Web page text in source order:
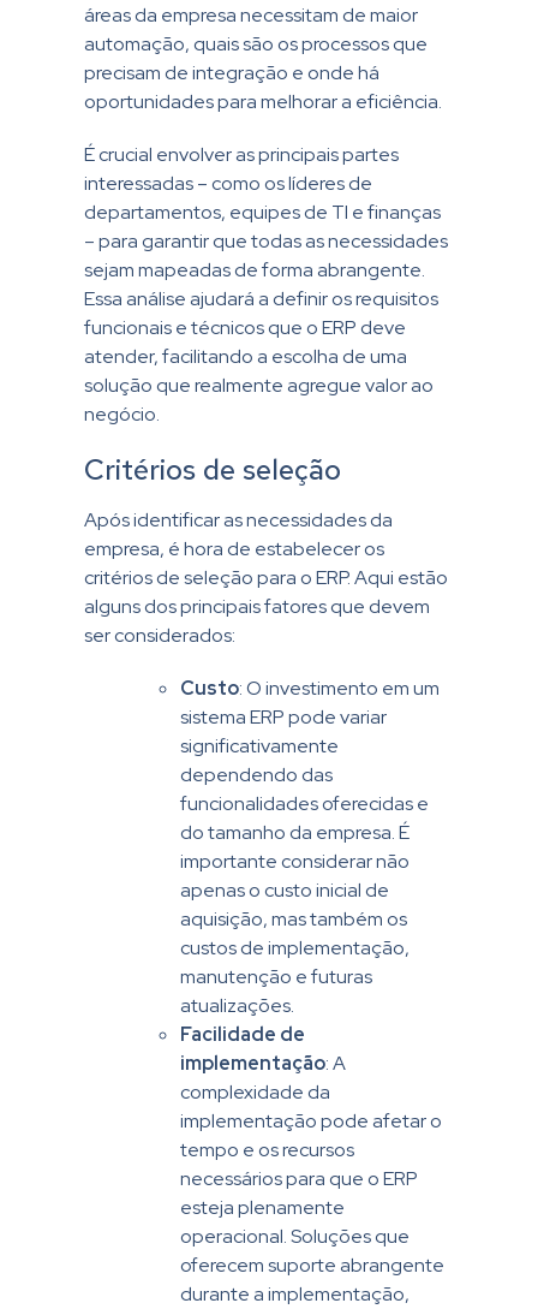
áreas da empresa necessitam de maior
automação, quais são os processos que
precisam de integração e onde há
oportunidades para melhorar a eficiência.
É crucial envolver as principais partes
interessadas – como os líderes de
departamentos, equipes de TI e finanças
– para garantir que todas as necessidades
sejam mapeadas de forma abrangente.
Essa análise ajudará a definir os requisitos
funcionais e técnicos que o ERP deve
atender, facilitando a escolha de uma
solução que realmente agregue valor ao
negócio.
Critérios de seleção
Após identificar as necessidades da
empresa, é hora de estabelecer os
critérios de seleção para o ERP. Aqui estão
alguns dos principais fatores que devem
ser considerados:
Custo: O investimento em um
sistema ERP pode variar
significativamente
dependendo das
funcionalidades oferecidas e
do tamanho da empresa. É
importante considerar não
apenas o custo inicial de
aquisição, mas também os
custos de implementação,
manutenção e futuras
atualizações.
Facilidade de
implementação: A
complexidade da
implementação pode afetar o
tempo e os recursos
necessários para que o ERP
esteja plenamente
operacional. Soluções que
oferecem suporte abrangente
durante a implementação,